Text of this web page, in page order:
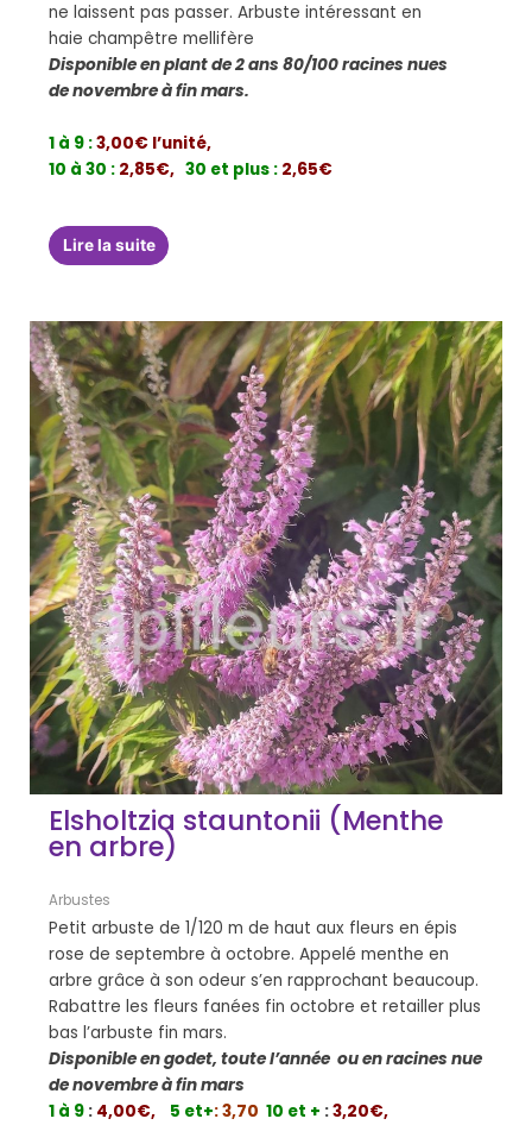
ne laissent pas passer. Arbuste intéressant en
haie champêtre mellifère
Disponible en plant de 2 ans 80/100 racines nues
de novembre à fin mars.
1 à 9 :3,00€ l’unité,
10 à 30 : 2,85€, 30 et plus : 2,65€
Lire la suite
Elsholtzia stauntonii (Menthe
en arbre)
Arbustes
Petit arbuste de 1/120 m de haut aux fleurs en épis
rose de septembre à octobre. Appelé menthe en
arbre grâce à son odeur s’en rapprochant beaucoup.
Rabattre les fleurs fanées fin octobre et retailler plus
bas l’arbuste fin mars.
Disponible en godet, toute l’année ou en racines nue
de novembre à fin mars
1 à 9 : 4,00€, 5 et+: 3,70 10 et + :3,20€,